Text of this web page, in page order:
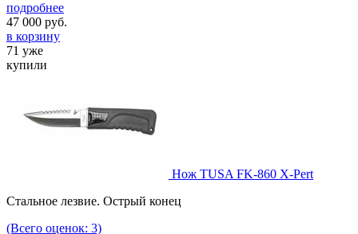
подробнее
47 000 руб.
в корзину
71 уже
купили
Нож TUSA FK-860 X-Pert
Стальное лезвие. Острый конец
(Всего оценок: 3)